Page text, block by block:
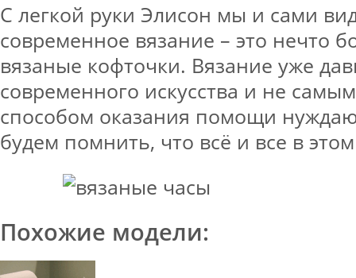
С легкой руки Элисон мы и сами
современное вязание – это нечто
вязаные кофточки. Вязание уже
современного искусства и не
способом оказания помощи
будем помнить, что всё и все в
Похожие модели: